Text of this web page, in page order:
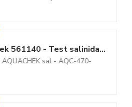
Aquachek 561140 - Test salinidad ,10 lengüetas
sal - AQC-470-